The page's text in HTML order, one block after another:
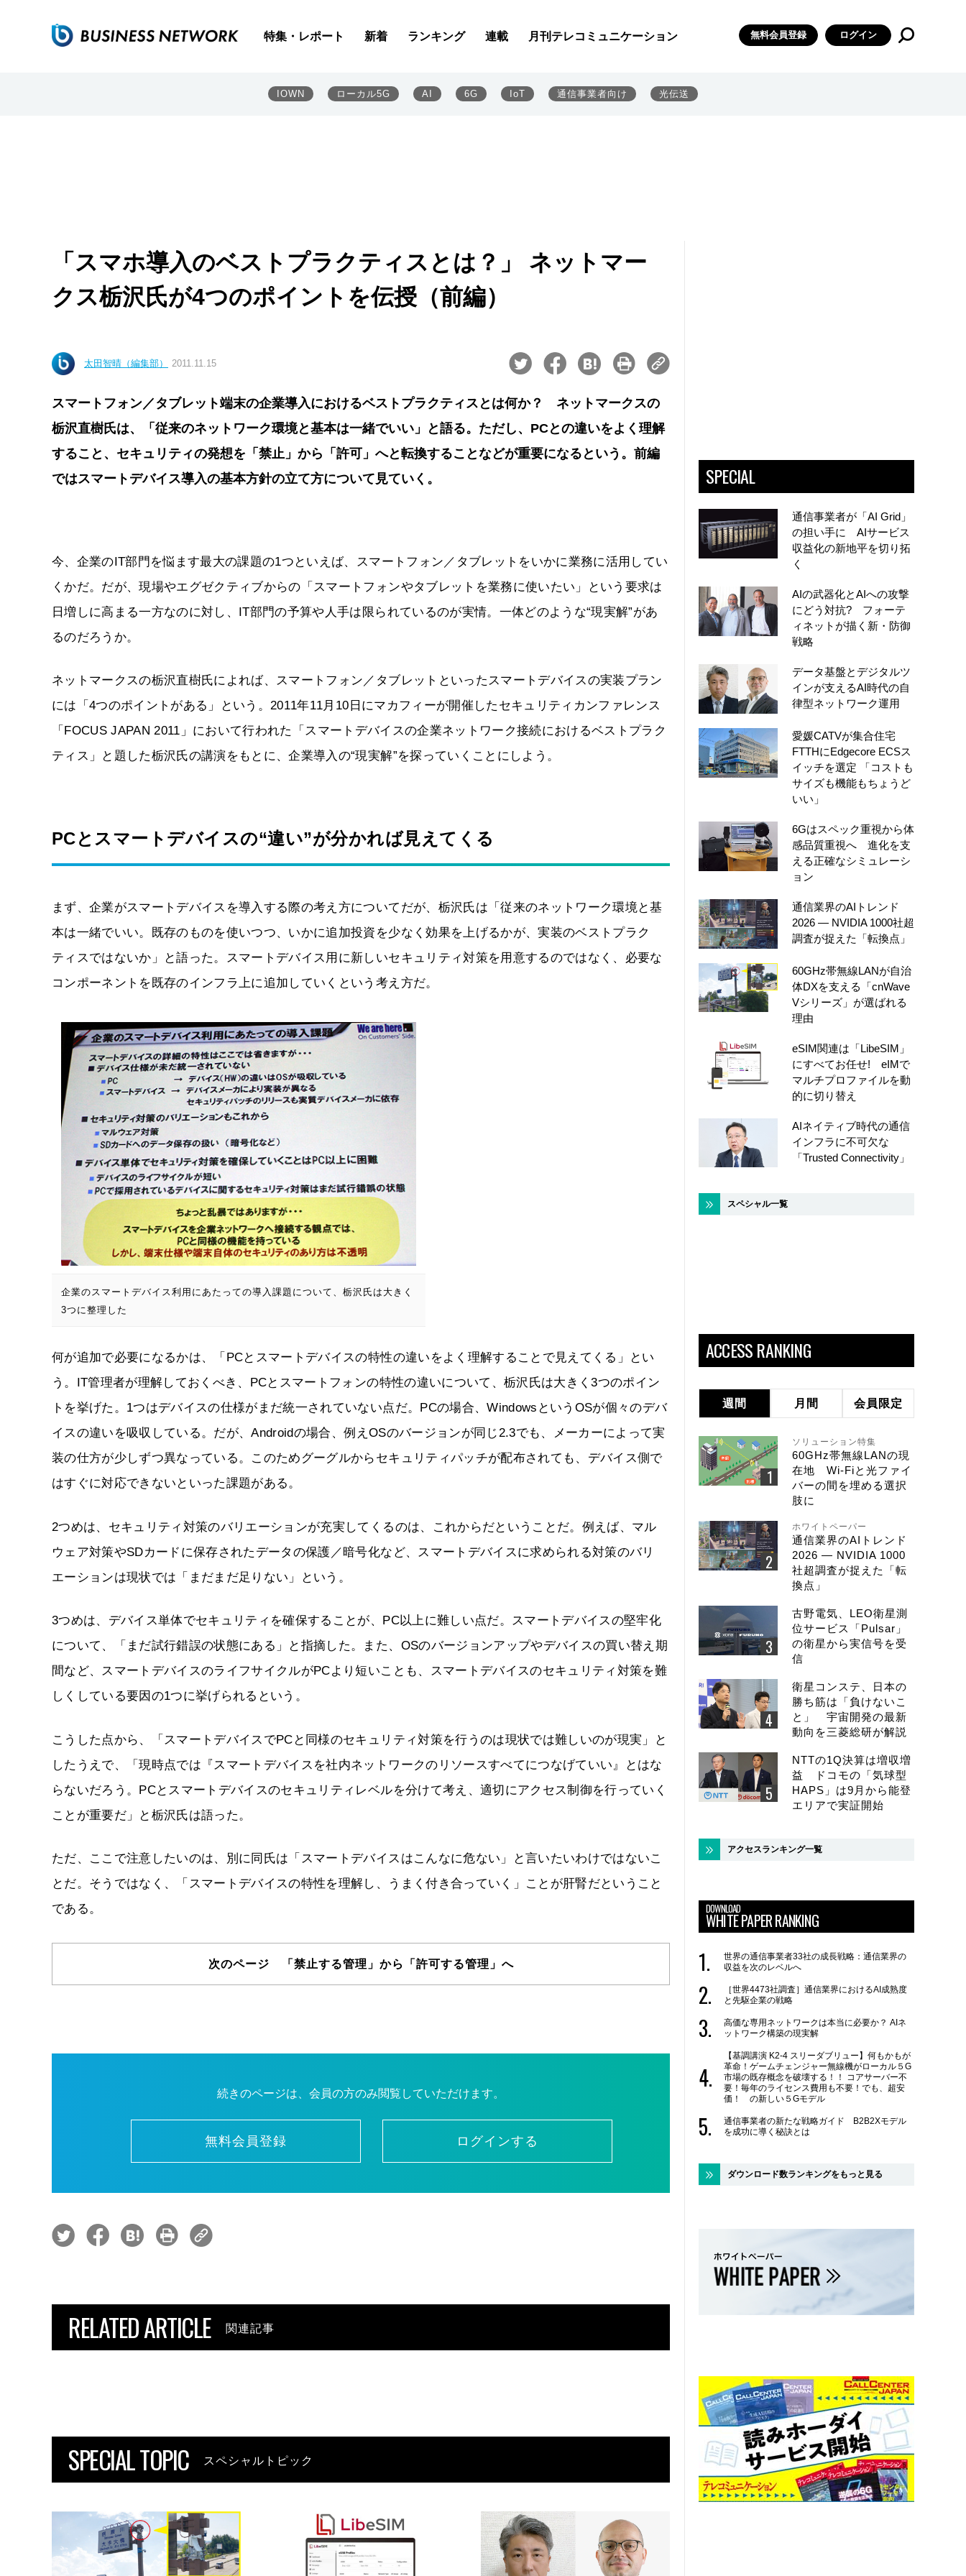
特集・レポート 新着 ランキング 連載 月刊テレコミュニケーション 無料会員登録 ログイン
IOWN ローカル5G AI 6G IoT 通信事業者向け 光伝送
「スマホ導入のベストプラクティスとは？」 ネットマー
クス栃沢氏が4つのポイントを伝授（前編）
太田智晴（編集部） 2011.11.15
スマートフォン／タブレット端末の企業導入におけるベストプラクティスとは何か？ ネットマークスの
栃沢直樹氏は、「従来のネットワーク環境と基本は一緒でいい」と語る。ただし、PCとの違いをよく理解
すること、セキュリティの発想を「禁止」から「許可」へと転換することなどが重要になるという。前編
ではスマートデバイス導入の基本方針の立て方について見ていく。
今、企業のIT部門を悩ます最大の課題の1つといえば、スマートフォン／タブレットをいかに業務に活用してい
くかだ。だが、現場やエグゼクティブからの「スマートフォンやタブレットを業務に使いたい」という要求は
日増しに高まる一方なのに対し、IT部門の予算や人手は限られているのが実情。一体どのような“現実解”があ
るのだろうか。
ネットマークスの栃沢直樹氏によれば、スマートフォン／タブレットといったスマートデバイスの実装プラン
には「4つのポイントがある」という。2011年11月10日にマカフィーが開催したセキュリティカンファレンス
「FOCUS JAPAN 2011」において行われた「スマートデバイスの企業ネットワーク接続におけるベストプラク
ティス」と題した栃沢氏の講演をもとに、企業導入の“現実解”を探っていくことにしよう。
PCとスマートデバイスの“違い”が分かれば見えてくる
まず、企業がスマートデバイスを導入する際の考え方についてだが、栃沢氏は「従来のネットワーク環境と基
本は一緒でいい。既存のものを使いつつ、いかに追加投資を少なく効果を上げるかが、実装のベストプラク
ティスではないか」と語った。スマートデバイス用に新しいセキュリティ対策を用意するのではなく、必要な
コンポーネントを既存のインフラ上に追加していくという考え方だ。
企業のスマートデバイス利用にあたっての導入課題について、栃沢氏は大きく
3つに整理した
何が追加で必要になるかは、「PCとスマートデバイスの特性の違いをよく理解することで見えてくる」とい
う。IT管理者が理解しておくべき、PCとスマートフォンの特性の違いについて、栃沢氏は大きく3つのポイン
トを挙げた。1つはデバイスの仕様がまだ統一されていない点だ。PCの場合、WindowsというOSが個々のデバ
イスの違いを吸収している。だが、Androidの場合、例えOSのバージョンが同じ2.3でも、メーカーによって実
装の仕方が少しずつ異なっている。このためグーグルからセキュリティパッチが配布されても、デバイス側で
はすぐに対応できないといった課題がある。
2つめは、セキュリティ対策のバリエーションが充実してくるのは、これからだということだ。例えば、マル
ウェア対策やSDカードに保存されたデータの保護／暗号化など、スマートデバイスに求められる対策のバリ
エーションは現状では「まだまだ足りない」という。
3つめは、デバイス単体でセキュリティを確保することが、PC以上に難しい点だ。スマートデバイスの堅牢化
について、「まだ試行錯誤の状態にある」と指摘した。また、OSのバージョンアップやデバイスの買い替え期
間など、スマートデバイスのライフサイクルがPCより短いことも、スマートデバイスのセキュリティ対策を難
しくしている要因の1つに挙げられるという。
こうした点から、「スマートデバイスでPCと同様のセキュリティ対策を行うのは現状では難しいのが現実」と
したうえで、「現時点では『スマートデバイスを社内ネットワークのリソースすべてにつなげていい』とはな
らないだろう。PCとスマートデバイスのセキュリティレベルを分けて考え、適切にアクセス制御を行っていく
ことが重要だ」と栃沢氏は語った。
ただ、ここで注意したいのは、別に同氏は「スマートデバイスはこんなに危ない」と言いたいわけではないこ
とだ。そうではなく、「スマートデバイスの特性を理解し、うまく付き合っていく」ことが肝腎だということ
である。
次のページ 「禁止する管理」から「許可する管理」へ
続きのページは、会員の方のみ閲覧していただけます。
無料会員登録 ログインする
RELATED ARTICLE 関連記事
SPECIAL TOPIC スペシャルトピック
SPECIAL
通信事業者が「AI Grid」
の担い手に AIサービス
収益化の新地平を切り拓
く
AIの武器化とAIへの攻撃
にどう対抗? フォーテ
ィネットが描く新・防御
戦略
データ基盤とデジタルツ
インが支えるAI時代の自
律型ネットワーク運用
愛媛CATVが集合住宅
FTTHにEdgecore ECSス
イッチを選定 「コストも
サイズも機能もちょうど
いい」
6Gはスペック重視から体
感品質重視へ 進化を支
える正確なシミュレーシ
ョン
通信業界のAIトレンド
2026 ― NVIDIA 1000社超
調査が捉えた「転換点」
60GHz帯無線LANが自治
体DXを支える「cnWave
Vシリーズ」が選ばれる
理由
eSIM関連は「LibeSIM」
にすべてお任せ! eIMで
マルチプロファイルを動
的に切り替え
AIネイティブ時代の通信
インフラに不可欠な
「Trusted Connectivity」
スペシャル一覧
ACCESS RANKING
週間 月間 会員限定
ソリューション特集
60GHz帯無線LANの現
在地 Wi-Fiと光ファイ
バーの間を埋める選択
肢に
ホワイトペーパー
通信業界のAIトレンド
2026 ― NVIDIA 1000
社超調査が捉えた「転
換点」
古野電気、LEO衛星測
位サービス「Pulsar」
の衛星から実信号を受
信
衛星コンステ、日本の
勝ち筋は「負けないこ
と」 宇宙開発の最新
動向を三菱総研が解説
NTTの1Q決算は増収増
益 ドコモの「気球型
HAPS」は9月から能登
エリアで実証開始
アクセスランキング一覧
DOWNLOAD
WHITE PAPER RANKING
世界の通信事業者33社の成長戦略：通信業界の
収益を次のレベルへ
［世界4473社調査］通信業界におけるAI成熟度
と先駆企業の戦略
高価な専用ネットワークは本当に必要か？ AIネ
ットワーク構築の現実解
【基調講演 K2-4 スリーダブリュー】何もかもが
革命！ゲームチェンジャー無線機がローカル５G
市場の既存概念を破壊する！！ コアサーバー不
要！毎年のライセンス費用も不要！でも、超安
価！ の新しい５Gモデル
通信事業者の新たな戦略ガイド B2B2Xモデル
を成功に導く秘訣とは
ダウンロード数ランキングをもっと見る